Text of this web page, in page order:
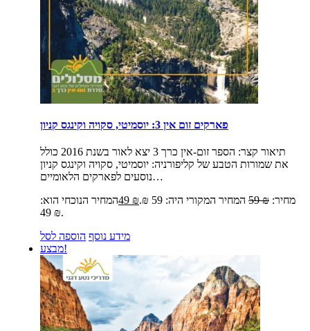
פארקים זום אין 3: יוסמיטי, סקויה וקינגס קניון
תיאור קצר:
הספר זום-אין כרך 3 יצא לאור בשנת 2016 כולל
את שמורות הטבע של קליפורניה: יוסמיטי, סקויה וקינגס קניון
נוסעים לפארקים הלאומיים…
מחיר:
59₪ המחיר המקורי היה: 59 ₪. 49 ₪
המחיר הנוכחי הוא:
49 ₪.
מידע נוסף הוספה לסל
מבצע!